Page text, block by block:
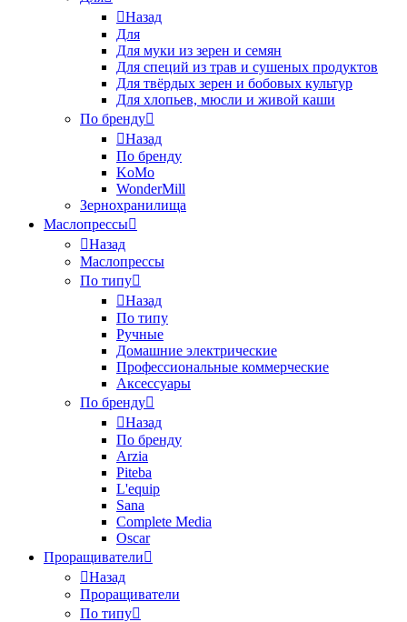
Назад
Для
Для муки из зерен и семян
Для специй из трав и сушеных продуктов
Для твёрдых зерен и бобовых культур
Для хлопьев, мюсли и живой каши
По бренду
Назад
По бренду
KoMo
WonderMill
Зернохранилища
Маслопрессы
Назад
Маслопрессы
По типу
Назад
По типу
Ручные
Домашние электрические
Профессиональные коммерческие
Аксессуары
По бренду
Назад
По бренду
Arzia
Piteba
L'equip
Sana
Complete Media
Oscar
Проращиватели
Назад
Проращиватели
По типу